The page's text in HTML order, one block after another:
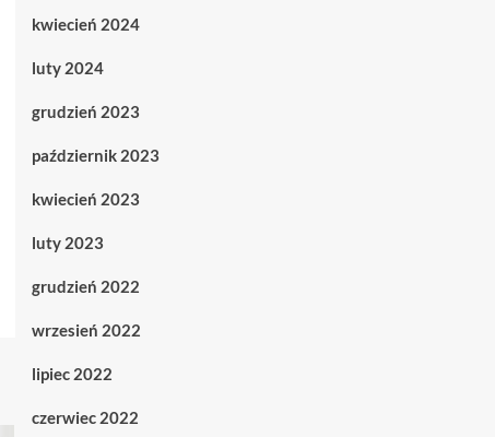
kwiecień 2024
luty 2024
grudzień 2023
październik 2023
kwiecień 2023
luty 2023
grudzień 2022
wrzesień 2022
lipiec 2022
czerwiec 2022